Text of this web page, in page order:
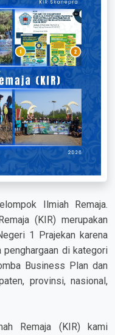
Ilmiah Remaja.
(KIR) merupakan
1 Prajekan karena
penghargaan di kategori
Business Plan dan
provinsi, nasional,
Remaja (KIR) kami